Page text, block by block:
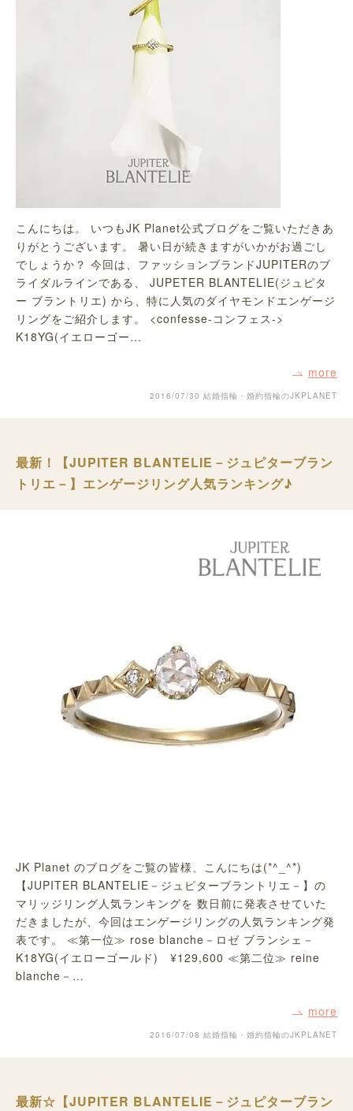
こんにちは。 いつもJK Planet公式ブログをご覧いただきあ
りがとうございます。 暑い日が続きますがいかがお過ごし
でしょうか？ 今回は、ファッションブランドJUPITERのブ
ライダルラインである、 JUPETER BLANTELIE(ジュピタ
ー ブラントリエ) から、特に人気のダイヤモンドエンゲージ
リングをご紹介します。 <confesse-コンフェス->
K18YG(イエローゴー…
more
2016/07/30 結婚指輪・婚約指輪のJKPLANET
最新！【JUPITER BLANTELIE－ジュピターブラン
トリエ－】エンゲージリング人気ランキング♪
JK Planet のブログをご覧の皆様、こんにちは(*^_^*)
【JUPITER BLANTELIE－ジュピターブラントリエ－】の
マリッジリング人気ランキングを 数日前に発表させていた
だきましたが、今回はエンゲージリングの人気ランキング発
表です。 ≪第一位≫ rose blanche－ロゼ ブランシェ－
K18YG(イエローゴールド) ¥129,600 ≪第二位≫ reine
blanche－…
more
2016/07/08 結婚指輪・婚約指輪のJKPLANET
最新☆【JUPITER BLANTELIE－ジュピターブラン